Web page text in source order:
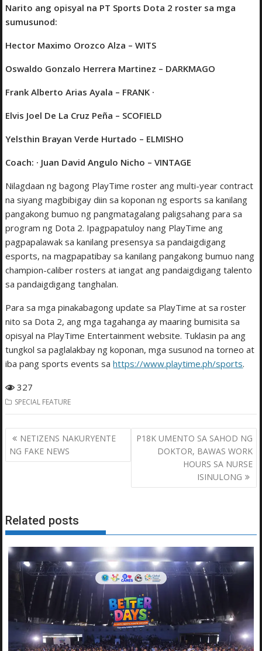
Narito ang opisyal na PT Sports Dota 2 roster sa mga
sumusunod:
Hector Maximo Orozco Alza – WITS
Oswaldo Gonzalo Herrera Martinez – DARKMAGO
Frank Alberto Arias Ayala – FRANK ·
Elvis Joel De La Cruz Peña – SCOFIELD
Yelsthin Brayan Verde Hurtado – ELMISHO
Coach: · Juan David Angulo Nicho – VINTAGE
Nilagdaan ng bagong PlayTime roster ang multi-year contract
na siyang magbibigay diin sa koponan ng esports sa kanilang
pangakong bumuo ng pangmatagalang paligsahang para sa
program ng Dota 2. Ipagpapatuloy nang PlayTime ang
pagpapalawak sa kanilang presensya sa pandaigdigang
esports, na magpapatibay sa kanilang pangakong bumuo nang
champion-caliber rosters at iangat ang pandaigdigang talento
sa pandaigdigang tanghalan.
Para sa mga pinakabagong update sa PlayTime at sa roster
nito sa Dota 2, ang mga tagahanga ay maaring bumisita sa
opisyal na PlayTime Entertainment website. Tuklasin pa ang
tungkol sa paglalakbay ng koponan, mga susunod na torneo at
iba pang sports events sahttps://www.playtime.ph/sports.
327
SPECIAL FEATURE
Post
navigation
NETIZENS NAKURYENTE
NG FAKE NEWS
P18K UMENTO SA SAHOD NG
DOKTOR, BAWAS WORK
HOURS SA NURSE
ISINULONG
Related posts